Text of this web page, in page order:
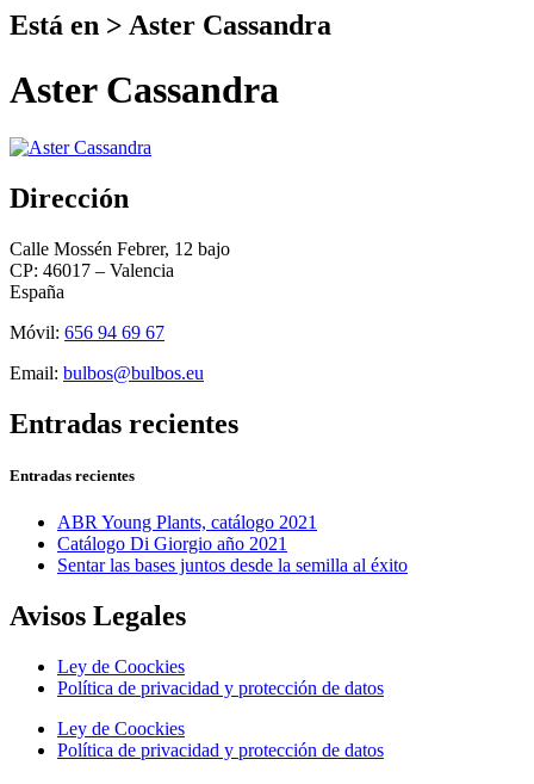
Está en > Aster Cassandra
Aster Cassandra
Dirección
Calle Mossén Febrer, 12 bajo
CP: 46017 – Valencia
España
Móvil: 656 94 69 67
Email: bulbos@bulbos.eu
Entradas recientes
Entradas recientes
ABR Young Plants, catálogo 2021
Catálogo Di Giorgio año 2021
Sentar las bases juntos desde la semilla al éxito
Avisos Legales
Ley de Coockies
Política de privacidad y protección de datos
Ley de Coockies
Política de privacidad y protección de datos